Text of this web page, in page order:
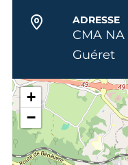
ADRESSE
CMA
Guéret
+
−